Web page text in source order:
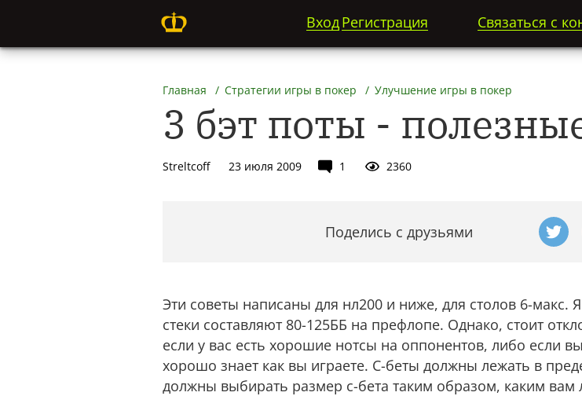
ВходРегистрация Связаться с
Главная Стратегии игры в покер Улучшение игры в покер
3 бэт поты -
Streltcoff 23 июля 2009 1 2360
Поделись с друзьями
Эти советы написаны для нл200 и ниже, для столов 6-макс.
стеки составляют 80-125ББ на префлопе. Однако, стоит
если у вас есть хорошие нотсы на оппонентов, либо если
хорошо знает как вы играете. С-беты должны лежать в
должны выбирать размер с-бета таким образом, каким вам